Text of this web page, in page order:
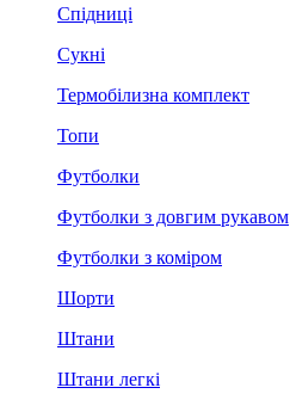
Спідниці
Сукні
Термобілизна комплект
Топи
Футболки
Футболки з довгим рукавом
Футболки з коміром
Шорти
Штани
Штани легкі